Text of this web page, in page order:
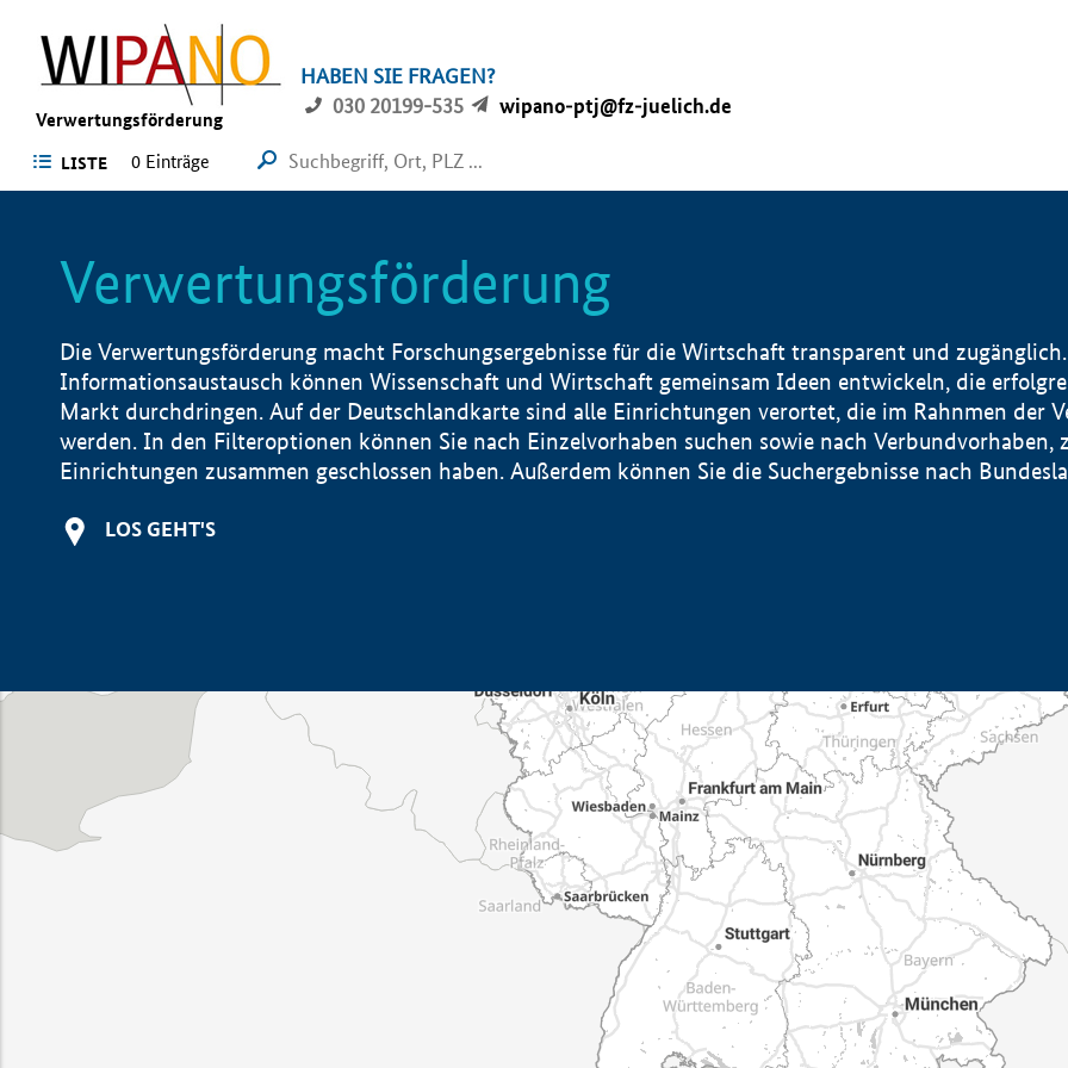
Verwertungsförderung
HABEN SIE FRAGEN?
030 20199-535
wipano-ptj@fz-juelich.de
LISTE 0 Einträge
Verwertungsförderung
Die Verwertungsförderung macht Forschungsergebnisse für die Wirtschaft transparent und
Informationsaustausch können Wissenschaft und Wirtschaft gemeinsam Ideen entwickeln, die
Markt durchdringen. Auf der Deutschlandkarte sind alle Einrichtungen verortet, die im Rahnmen der
werden. In den Filteroptionen können Sie nach Einzelvorhaben suchen sowie nach Verbundvorhaben,
Einrichtungen zusammen geschlossen haben. Außerdem können Sie die Suchergebnisse nach
LOS GEHT'S